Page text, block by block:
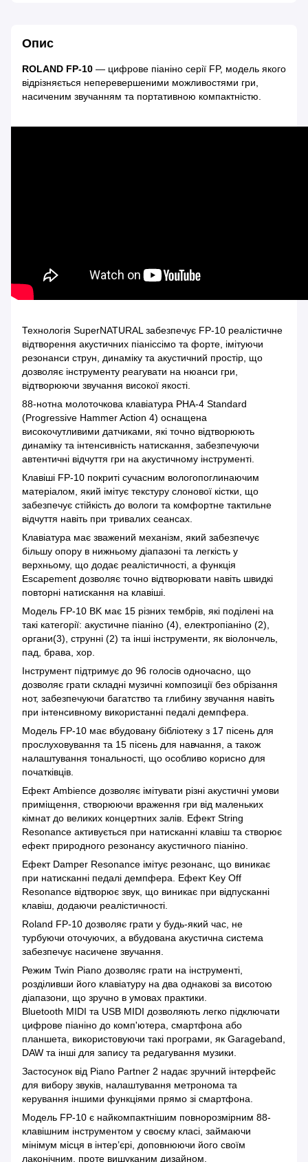
Опис
ROLAND FP-10 — цифрове піаніно серії FP, модель якого
відрізняється неперевершеними можливостями гри,
насиченим звучанням та портативною компактністю.
Технологія SuperNATURAL забезпечує FP-10 реалістичне
відтворення акустичних піаніссімо та форте, імітуючи
резонанси струн, динаміку та акустичний простір, що
дозволяє інструменту реагувати на нюанси гри,
відтворюючи звучання високої якості.
88-нотна молоточкова клавіатура PHA-4 Standard
(Progressive Hammer Action 4) оснащена
високочутливими датчиками, які точно відтворюють
динаміку та інтенсивність натискання, забезпечуючи
автентичні відчуття гри на акустичному інструменті.
Клавіші FP-10 покриті сучасним вологопоглинаючим
матеріалом, який імітує текстуру слонової кістки, що
забезпечує стійкість до вологи та комфортне тактильне
відчуття навіть при тривалих сеансах.
Клавіатура має зважений механізм, який забезпечує
більшу опору в нижньому діапазоні та легкість у
верхньому, що додає реалістичності, а функція
Escapement дозволяє точно відтворювати навіть швидкі
повторні натискання на клавіші.
Модель FP-10 BK має 15 різних тембрів, які поділені на
такі категорії: акустичне піаніно (4), електропіаніно (2),
органи(3), струнні (2) та інші інструменти, як віолончель,
пад, брава, хор.
Інструмент підтримує до 96 голосів одночасно, що
дозволяє грати складні музичні композиції без обрізання
нот, забезпечуючи багатство та глибину звучання навіть
при інтенсивному використанні педалі демпфера.
Модель FP-10 має вбудовану бібліотеку з 17 пісень для
прослуховування та 15 пісень для навчання, а також
налаштування тональності, що особливо корисно для
початківців.
Ефект Ambience дозволяє імітувати різні акустичні умови
приміщення, створюючи враження гри від маленьких
кімнат до великих концертних залів. Ефект String
Resonance активується при натисканні клавіш та створює
ефект природного резонансу акустичного піаніно.
Ефект Damper Resonance імітує резонанс, що виникає
при натисканні педалі демпфера. Ефект Key Off
Resonance відтворює звук, що виникає при відпусканні
клавіш, додаючи реалістичності.
Roland FP-10 дозволяє грати у будь-який час, не
турбуючи оточуючих, а вбудована акустична система
забезпечує насичене звучання.
Режим Twin Piano дозволяє грати на інструменті,
розділивши його клавіатуру на два однакові за висотою
діапазони, що зручно в умовах практики.
Bluetooth MIDI та USB MIDI дозволяють легко підключати
цифрове піаніно до комп'ютера, смартфона або
планшета, використовуючи такі програми, як Garageband,
DAW та інші для запису та редагування музики.
Застосунок від Piano Partner 2 надає зручний інтерфейс
для вибору звуків, налаштування метронома та
керування іншими функціями прямо зі смартфона.
Модель FP-10 є найкомпактнішим повнорозмірним 88-
клавішним інструментом у своєму класі, займаючи
мінімум місця в інтер’єрі, доповнюючи його своїм
лаконічним, проте вишуканим дизайном.